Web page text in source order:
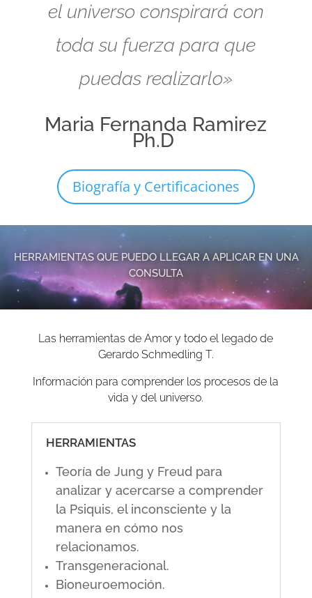
el universo conspirará con
toda su fuerza para que
puedas realizarlo»
Maria Fernanda Ramirez
Ph.D
Biografía y Certificaciones
HERRAMIENTAS QUE PUEDO LLEGAR A APLICAR EN UNA
CONSULTA
Las herramientas de Amor y todo el legado de
Gerardo Schmedling T.
Información para comprender los procesos de la
vida y del universo.
HERRAMIENTAS
Teoría de Jung y Freud para
analizar y acercarse a comprender
la Psiquis, el inconsciente y la
manera en cómo nos
relacionamos.
Transgeneracional.
Bioneuroemoción.